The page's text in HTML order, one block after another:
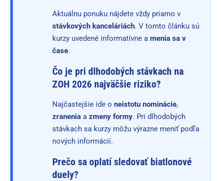
Aktuálnu ponuku nájdete vždy priamo v
stávkových kanceláriách. V tomto článku sú
kurzy uvedené informatívne a menia sa v
čase.
Čo je pri dlhodobých stávkach na
ZOH 2026 najväčšie riziko?
Najčastejšie ide o neistotu nominácie,
zranenia a zmeny formy. Pri dlhodobých
stávkach sa kurzy môžu výrazne meniť podľa
nových informácií.
Prečo sa oplatí sledovať biatlonové
duely?